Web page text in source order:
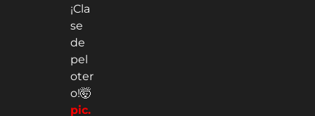
¡Cla
se
de
pel
oter
o!🤯
pic.